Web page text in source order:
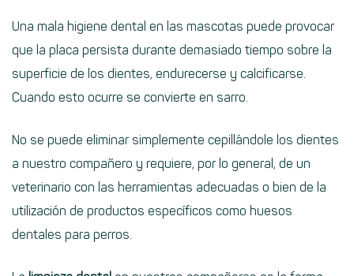
Una mala higiene dental en las mascotas puede provocar
que la placa persista durante demasiado tiempo sobre la
superficie de los dientes, endurecerse y calcificarse.
Cuando esto ocurre se convierte en sarro.
No se puede eliminar simplemente cepillándole los dientes
a nuestro compañero y requiere, por lo general, de un
veterinario con las herramientas adecuadas o bien de la
utilización de productos específicos como huesos
dentales para perros.